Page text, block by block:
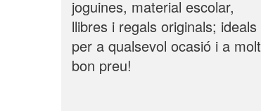
joguines, material escolar,
llibres i regals originals; ideals
per a qualsevol ocasió i a molt
bon preu!